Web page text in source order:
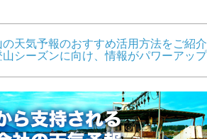
天気予報のおすすめ活用方法をご紹介
シーズンに向け、情報がパワーアップ